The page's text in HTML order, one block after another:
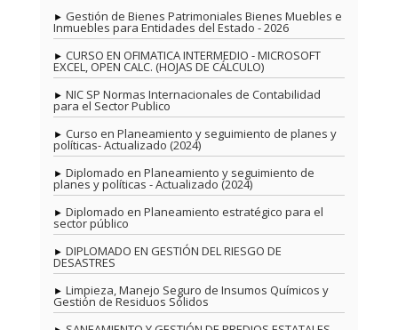
Gestión de Bienes Patrimoniales Bienes Muebles e
Inmuebles para Entidades del Estado - 2026
CURSO EN OFIMATICA INTERMEDIO - MICROSOFT
EXCEL, OPEN CALC. (HOJAS DE CÁLCULO)
NIC SP Normas Internacionales de Contabilidad
para el Sector Publico
Curso en Planeamiento y seguimiento de planes y
políticas- Actualizado (2024)
Diplomado en Planeamiento y seguimiento de
planes y políticas - Actualizado (2024)
Diplomado en Planeamiento estratégico para el
sector público
DIPLOMADO EN GESTIÓN DEL RIESGO DE
DESASTRES
Limpieza, Manejo Seguro de Insumos Químicos y
Gestión de Residuos Sólidos